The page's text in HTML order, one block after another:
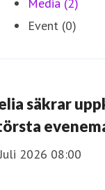
Event (0)
säkrar
2026 08:00